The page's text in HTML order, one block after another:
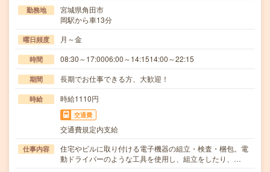
勤務地
宮城県角田市
岡駅から車13分
曜日頻度 月～金
時間 08:30～17:0006:00～14:1514:00～22:15
期間 長期でお仕事できる方、大歓迎！
時給 時給1110円
交通費
交通費規定内支給
仕事内容
住宅やビルに取り付ける電子機器の組立・検査・梱包。電
動ドライバーのような工具を使用し、組立をしたり、…